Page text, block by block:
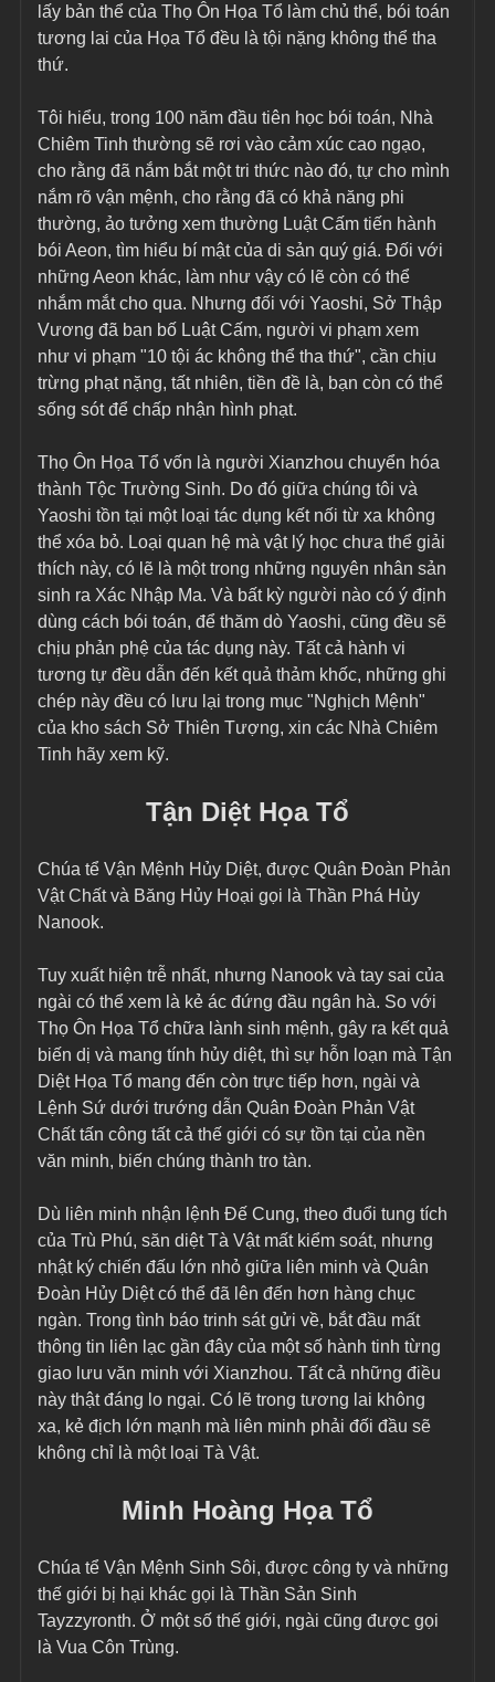
lấy bản thể của Thọ Ôn Họa Tổ làm chủ thể, bói toán
tương lai của Họa Tổ đều là tội nặng không thể tha
thứ.
Tôi hiểu, trong 100 năm đầu tiên học bói toán, Nhà
Chiêm Tinh thường sẽ rơi vào cảm xúc cao ngạo,
cho rằng đã nắm bắt một tri thức nào đó, tự cho mình
nắm rõ vận mệnh, cho rằng đã có khả năng phi
thường, ảo tưởng xem thường Luật Cấm tiến hành
bói Aeon, tìm hiểu bí mật của di sản quý giá. Đối với
những Aeon khác, làm như vậy có lẽ còn có thể
nhắm mắt cho qua. Nhưng đối với Yaoshi, Sở Thập
Vương đã ban bố Luật Cấm, người vi phạm xem
như vi phạm "10 tội ác không thể tha thứ", cần chịu
trừng phạt nặng, tất nhiên, tiền đề là, bạn còn có thể
sống sót để chấp nhận hình phạt.
Thọ Ôn Họa Tổ vốn là người Xianzhou chuyển hóa
thành Tộc Trường Sinh. Do đó giữa chúng tôi và
Yaoshi tồn tại một loại tác dụng kết nối từ xa không
thể xóa bỏ. Loại quan hệ mà vật lý học chưa thể giải
thích này, có lẽ là một trong những nguyên nhân sản
sinh ra Xác Nhập Ma. Và bất kỳ người nào có ý định
dùng cách bói toán, để thăm dò Yaoshi, cũng đều sẽ
chịu phản phệ của tác dụng này. Tất cả hành vi
tương tự đều dẫn đến kết quả thảm khốc, những ghi
chép này đều có lưu lại trong mục "Nghịch Mệnh"
của kho sách Sở Thiên Tượng, xin các Nhà Chiêm
Tinh hãy xem kỹ.
Tận Diệt Họa Tổ
Chúa tể Vận Mệnh Hủy Diệt, được Quân Đoàn Phản
Vật Chất và Băng Hủy Hoại gọi là Thần Phá Hủy
Nanook.
Tuy xuất hiện trễ nhất, nhưng Nanook và tay sai của
ngài có thể xem là kẻ ác đứng đầu ngân hà. So với
Thọ Ôn Họa Tổ chữa lành sinh mệnh, gây ra kết quả
biến dị và mang tính hủy diệt, thì sự hỗn loạn mà Tận
Diệt Họa Tổ mang đến còn trực tiếp hơn, ngài và
Lệnh Sứ dưới trướng dẫn Quân Đoàn Phản Vật
Chất tấn công tất cả thế giới có sự tồn tại của nền
văn minh, biến chúng thành tro tàn.
Dù liên minh nhận lệnh Đế Cung, theo đuổi tung tích
của Trù Phú, săn diệt Tà Vật mất kiểm soát, nhưng
nhật ký chiến đấu lớn nhỏ giữa liên minh và Quân
Đoàn Hủy Diệt có thể đã lên đến hơn hàng chục
ngàn. Trong tình báo trinh sát gửi về, bắt đầu mất
thông tin liên lạc gần đây của một số hành tinh từng
giao lưu văn minh với Xianzhou. Tất cả những điều
này thật đáng lo ngại. Có lẽ trong tương lai không
xa, kẻ địch lớn mạnh mà liên minh phải đối đầu sẽ
không chỉ là một loại Tà Vật.
Minh Hoàng Họa Tổ
Chúa tể Vận Mệnh Sinh Sôi, được công ty và những
thế giới bị hại khác gọi là Thần Sản Sinh
Tayzzyronth. Ở một số thế giới, ngài cũng được gọi
là Vua Côn Trùng.